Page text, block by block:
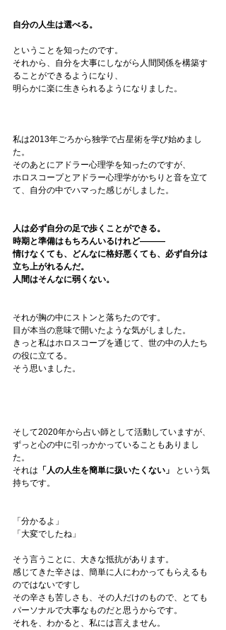
自分の人生は選べる。
ということを知ったのです。
それから、自分を大事にしながら人間関係を構築す
ることができるようになり、
明らかに楽に生きられるようになりました。
私は2013年ごろから独学で占星術を学び始めまし
た。
そのあとにアドラー心理学を知ったのですが、
ホロスコープとアドラー心理学がかちりと音を立て
て、自分の中でハマった感じがしました。
人は必ず自分の足で歩くことができる。
時期と準備はもちろんいるけれど―――
情けなくても、どんなに格好悪くても、必ず自分は
立ち上がれるんだ。
人間はそんなに弱くない。
それが胸の中にストンと落ちたのです。
目が本当の意味で開いたような気がしました。
きっと私はホロスコープを通じて、世の中の人たち
の役に立てる。
そう思いました。
そして2020年から占い師として活動していますが、
ずっと心の中に引っかかっていることもありまし
た。
それは 「人の人生を簡単に扱いたくない」
という気
持ちです。
「分かるよ」
「大変でしたね」
そう言うことに、大きな抵抗があります。
感じてきた辛さは、簡単に人にわかってもらえるも
のではないですし
その辛さも苦しさも、その人だけのもので、とても
パーソナルで大事なものだと思うからです。
それを、わかると、私には言えません。